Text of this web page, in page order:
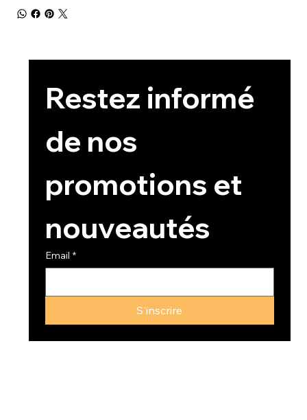
Restez informé
de nos
promotions et
nouveautés
Email *
S'inscrire